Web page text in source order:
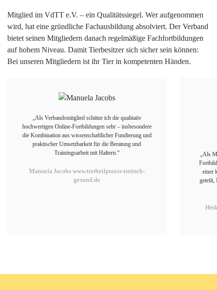
Mitglied im VdTT e.V. – ein Qualitätssiegel. Wer aufgenommen
wird, hat eine gründliche Fachausbildung absolviert. Der Verband
bietet seinen Mitgliedern danach regelmäßige Fachfortbildungen
auf hohem Niveau. Damit Tierbesitzer sich sicher sein können:
Bei unseren Mitgliedern ist ihr Tier in kompetenten Händen.
„Als Verbandsmitglied schätze ich die qualitativ
hochwertigen Online-Fortbildungen sehr – insbesondere
die Kombination aus wissenschaftlicher Fundierung und
praktischer Umsetzbarkeit für die Beratung und
Trainingsarbeit mit Haltern.“
Manuela Jacobs www.tierheilpraxis-tierisch-
gesund.de
„Als
einer
geteilt,